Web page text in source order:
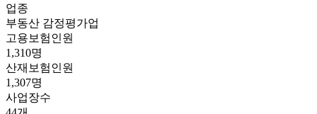
업종
부동산 감정평가업
고용보험인원
1,310명
산재보험인원
1,307명
사업장수